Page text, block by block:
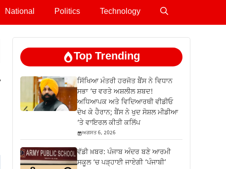
National Politics Technology
Top Trending
ਸਿੱਖਿਆ ਮੰਤਰੀ ਹਰਜੋਤ ਬੈਂਸ ਨੇ ਵਿਧਾਨ
ਸਭਾ ‘ਚ ਵਰਤੇ ਅਸ਼ਲੀਲ ਸ਼ਬਦ!
ਅਧਿਆਪਕ ਅਤੇ ਵਿਦਿਆਰਥੀ ਵੀਡੀਓ
ਦੇਖ ਕੇ ਹੈਰਾਨ; ਬੈਂਸ ਨੇ ਖੁਦ ਸੋਸ਼ਲ ਮੀਡੀਆ
‘ਤੇ ਵਾਇਰਲ ਕੀਤੀ ਕਲਿੱਪ
ਅਗਸਤ 6, 2026
ਵੱਡੀ ਖ਼ਬਰ: ਪੰਜਾਬ ਅੰਦਰ ਬਣੇ ਆਰਮੀ
ਸਕੂਲ ‘ਚ ਪੜ੍ਹਾਈ ਜਾਏਗੀ ‘ਪੰਜਾਬੀ’